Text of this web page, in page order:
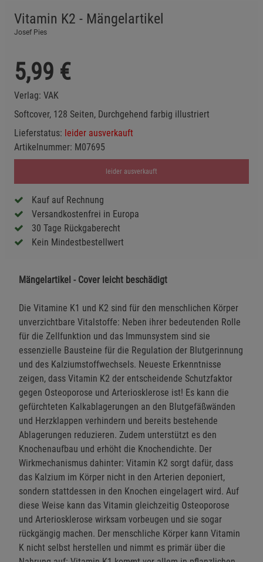
Vitamin K2 - Mängelartikel
Josef Pies
5,99 €
Verlag: VAK
Softcover, 128 Seiten, Durchgehend farbig illustriert
Lieferstatus: leider ausverkauft
Artikelnummer: M07695
leider ausverkauft
Kauf auf Rechnung
Versandkostenfrei in Europa
30 Tage Rückgaberecht
Kein Mindestbestellwert
Mängelartikel - Cover leicht beschädigt
Die Vitamine K1 und K2 sind für den menschlichen Körper
unverzichtbare Vitalstoffe: Neben ihrer bedeutenden Rolle
für die Zellfunktion und das Immunsystem sind sie
essenzielle Bausteine für die Regulation der Blutgerinnung
und des Kalziumstoffwechsels. Neueste Erkenntnisse
zeigen, dass Vitamin K2 der entscheidende Schutzfaktor
gegen Osteoporose und Arteriosklerose ist! Es kann die
gefürchteten Kalkablagerungen an den Blutgefäßwänden
und Herzklappen verhindern und bereits bestehende
Ablagerungen reduzieren. Zudem unterstützt es den
Knochenaufbau und erhöht die Knochendichte. Der
Wirkmechanismus dahinter: Vitamin K2 sorgt dafür, dass
das Kalzium im Körper nicht in den Arterien deponiert,
sondern stattdessen in den Knochen eingelagert wird. Auf
diese Weise kann das Vitamin gleichzeitig Osteoporose
und Arteriosklerose wirksam vorbeugen und sie sogar
rückgängig machen. Der menschliche Körper kann Vitamin
K nicht selbst herstellen und nimmt es primär über die